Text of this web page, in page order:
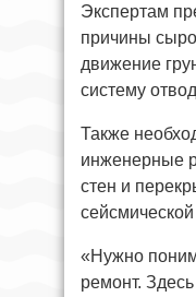
Экспертам
причины
движение
систему
Также
инженерные
стен и
«Нужно
ремонт.